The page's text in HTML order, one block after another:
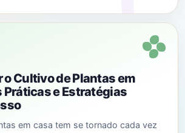
o Cultivo de Plantas em
Práticas e Estratégias
em casa tem se tornado cada vez